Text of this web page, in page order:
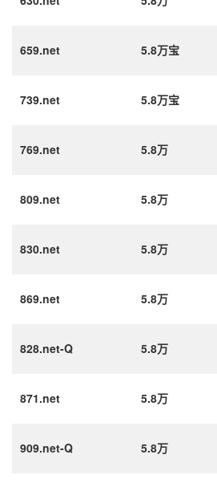
659.net 5.8万宝
739.net 5.8万宝
769.net 5.8万
809.net 5.8万
830.net 5.8万
869.net 5.8万
828.net-Q 5.8万
871.net 5.8万
909.net-Q 5.8万